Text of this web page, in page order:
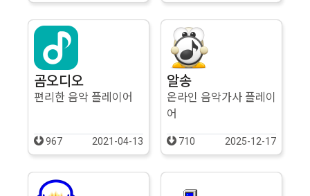
곰오디오
편리한 음악 플레이어
967 2021-04-13
알송
온라인 음악가사 플레이
어
710 2025-12-17